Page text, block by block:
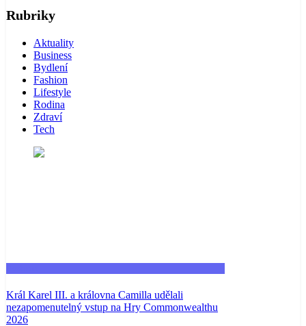
Rubriky
Aktuality
Business
Bydlení
Fashion
Lifestyle
Rodina
Zdraví
Tech
Král Karel III. a královna Camilla udělali
nezapomenutelný vstup na Hry Commonwealthu
2026